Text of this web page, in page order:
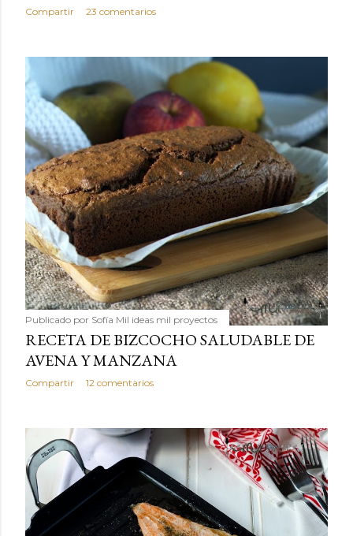
Compartir 23 comentarios
Publicado por Sofía Mil ideas mil proyectos
RECETA DE BIZCOCHO SALUDABLE DE
AVENA Y MANZANA
Compartir 12 comentarios